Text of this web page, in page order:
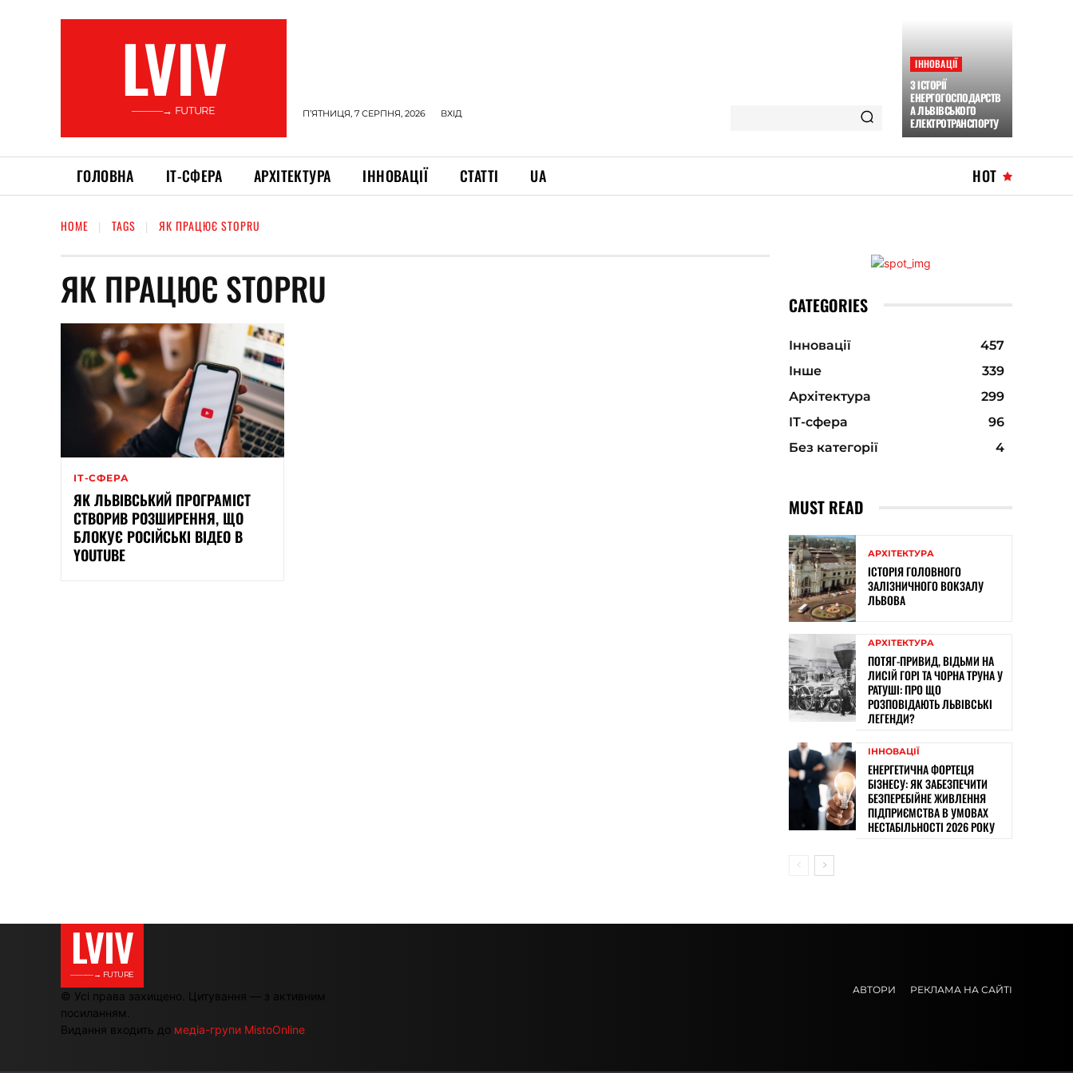
LVIV
———→ FUTURE П’ЯТНИЦЯ, 7 СЕРПНЯ, 2026 ВХІД
ІННОВАЦІЇ
З ІСТОРІЇ
ЕНЕРГОГОСПОДАРСТВ
А ЛЬВІВСЬКОГО
ЕЛЕКТРОТРАНСПОРТУ
ГОЛОВНА ІТ-СФЕРА АРХІТЕКТУРА ІННОВАЦІЇ СТАТТІ UA HOT
HOME TAGS ЯК ПРАЦЮЄ STOPRU
ЯК ПРАЦЮЄ STOPRU
ІТ-СФЕРА
ЯК ЛЬВІВСЬКИЙ ПРОГРАМІСТ
СТВОРИВ РОЗШИРЕННЯ, ЩО
БЛОКУЄ РОСІЙСЬКІ ВІДЕО В
YOUTUBE
CATEGORIES
Інновації
457
Інше
339
Архітектура
299
ІТ-сфера
96
Без категорії
4
MUST READ
АРХІТЕКТУРА
ІСТОРІЯ ГОЛОВНОГО
ЗАЛІЗНИЧНОГО ВОКЗАЛУ
ЛЬВОВА
АРХІТЕКТУРА
ПОТЯГ-ПРИВИД, ВІДЬМИ НА
ЛИСІЙ ГОРІ ТА ЧОРНА ТРУНА У
РАТУШІ: ПРО ЩО
РОЗПОВІДАЮТЬ ЛЬВІВСЬКІ
ЛЕГЕНДИ?
ІННОВАЦІЇ
ЕНЕРГЕТИЧНА ФОРТЕЦЯ
БІЗНЕСУ: ЯК ЗАБЕЗПЕЧИТИ
БЕЗПЕРЕБІЙНЕ ЖИВЛЕННЯ
ПІДПРИЄМСТВА В УМОВАХ
НЕСТАБІЛЬНОСТІ 2026 РОКУ
LVIV
———→ FUTURE
© Усі права захищено. Цитування — з активним
посиланням.
Видання входить до медіа-групи MistoOnline
АВТОРИ РЕКЛАМА НА САЙТІ